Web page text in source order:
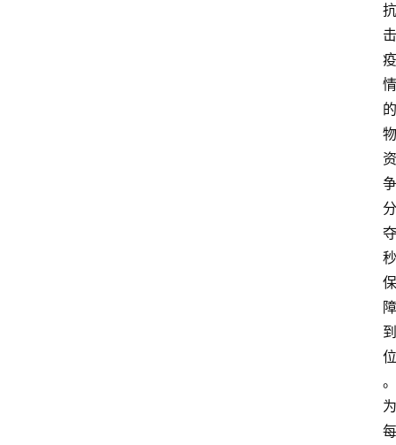
抗
击
疫
情
的
物
资
争
分
夺
秒
保
障
到
位
。
为
每